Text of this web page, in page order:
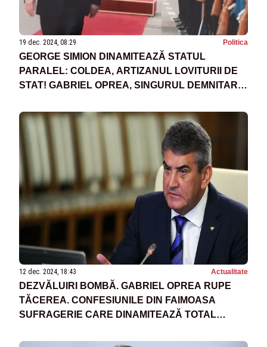
19 dec. 2024, 08:29 Politica
GEORGE SIMION DINAMITEAZĂ STATUL
PARALEL: COLDEA, ARTIZANUL LOVITURII DE
STAT! GABRIEL OPREA, SINGURUL DEMNITAR
MILITARILOR ȘI POLIȚIȘTILOR
12 dec. 2024, 18:43 Actualitate
DEZVĂLUIRI BOMBĂ. GABRIEL OPREA RUPE
TĂCEREA. CONFESIUNILE DIN FAIMOASA
SUFRAGERIE CARE DINAMITEAZĂ TOTAL